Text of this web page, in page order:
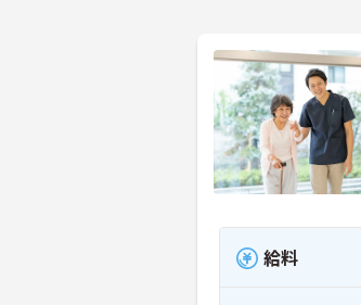
給料